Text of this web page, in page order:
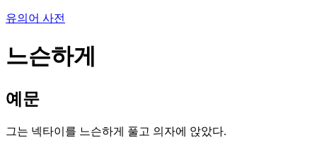
유의어 사전
느슨하게
예문
그는 넥타이를 느슨하게 풀고 의자에 앉았다.